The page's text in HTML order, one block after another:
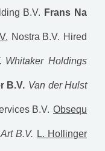
B.V. Frans Na
Nostra B.V. Hired
Whitaker Holdings
B.V. Van der Hulst
B.V. Obsequ
B.V. L. Hollinger